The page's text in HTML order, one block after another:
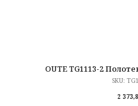
OUTE TG1113-2
SKU:
2